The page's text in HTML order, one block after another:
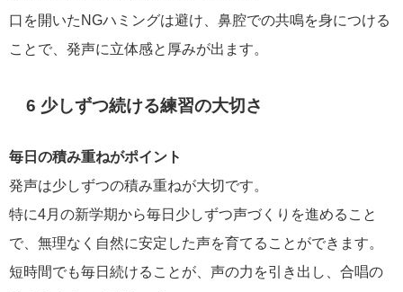
口を開いたNGハミングは避け、鼻腔での共鳴を身につける
ことで、発声に立体感と厚みが出ます。
6 少しずつ続ける練習の大切さ
毎日の積み重ねがポイント
発声は少しずつの積み重ねが大切です。
特に4月の新学期から毎日少しずつ声づくりを進めること
で、無理なく自然に安定した声を育てることができます。
短時間でも毎日続けることが、声の力を引き出し、合唱の